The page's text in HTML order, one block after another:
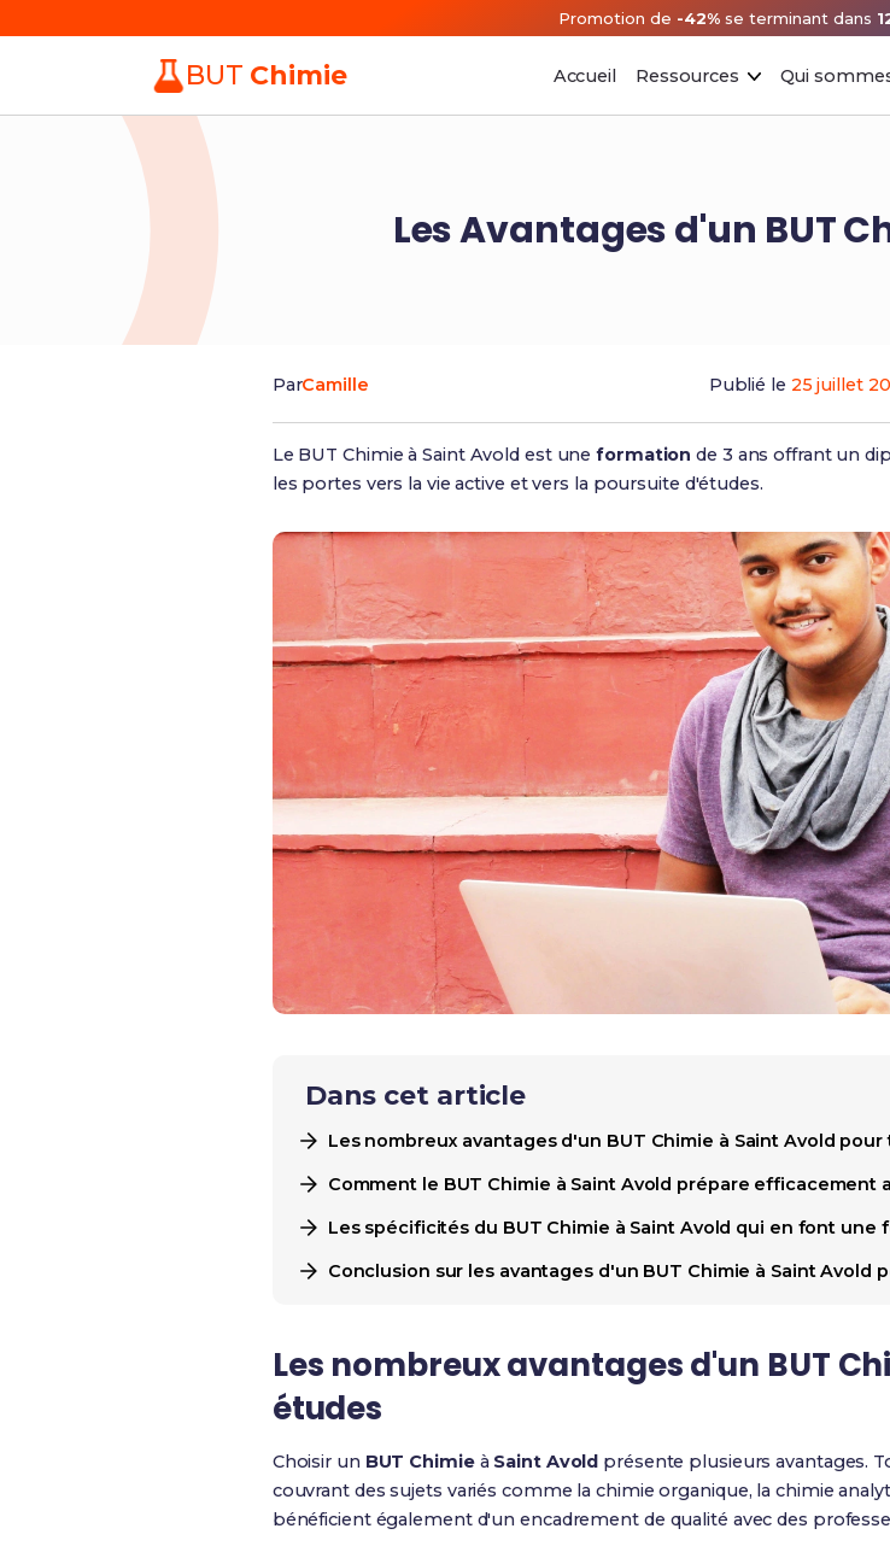
Promotion de -42%se terminant dans
BUT Chimie Accueil Ressources Qui
Les Avantages d'un BUT
ParCamille Publié le 25 juillet
Le BUT Chimie à Saint Avold est uneformation de 3 ans offrant un
les portes vers la vie active et vers la poursuite d'études.
Dans cet article
Les nombreux avantages d'un BUT Chimie à Saint Avold
Comment le BUT Chimie à Saint Avold prépare efficacement
Les spécificités du BUT Chimie à Saint Avold qui en font une
Conclusion sur les avantages d'un BUT Chimie à Saint Avold
Les nombreux avantages d'un BUT
études
Choisir un BUT Chimieà Saint Avold présente plusieurs avantages.
couvrant des sujets variés comme la chimie organique, la chimie
bénéficient également d'un encadrement de qualité avec des